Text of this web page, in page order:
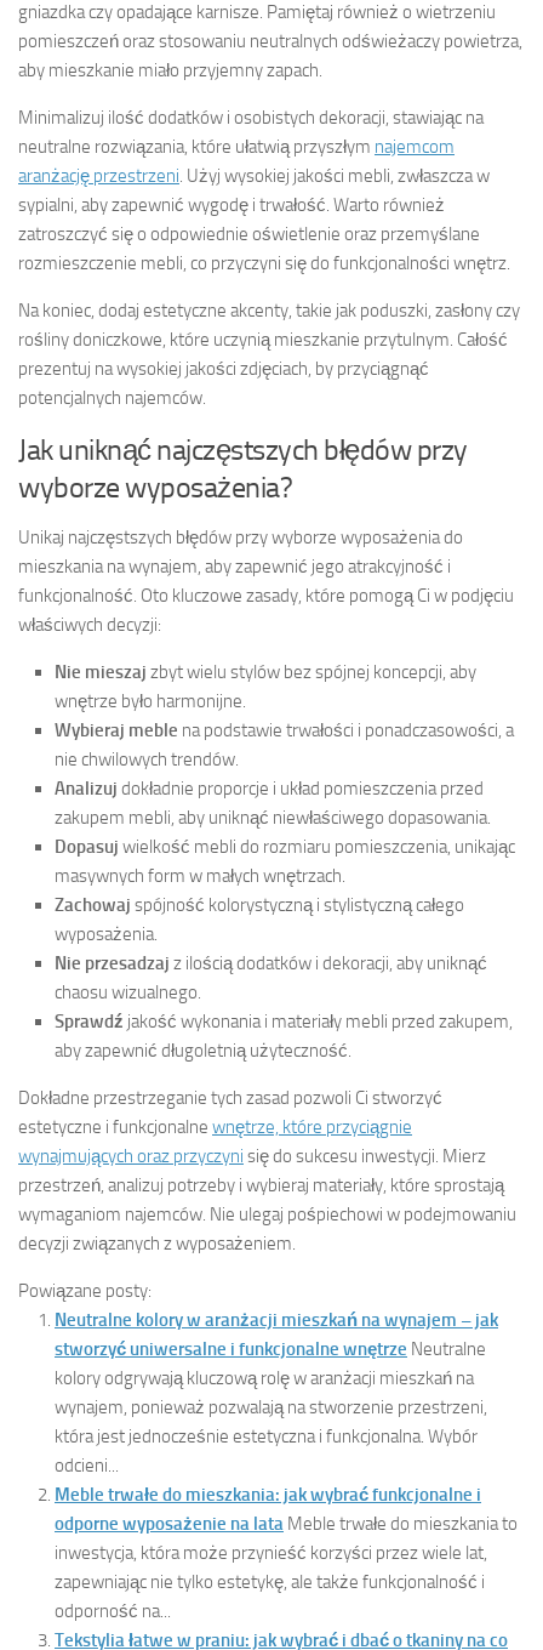
gniazdka czy opadające karnisze. Pamiętaj również o wietrzeniu
pomieszczeń oraz stosowaniu neutralnych odświeżaczy powietrza,
aby mieszkanie miało przyjemny zapach.
Minimalizuj ilość dodatków i osobistych dekoracji, stawiając na
neutralne rozwiązania, które ułatwią przyszłym najemcom
aranżację przestrzeni. Użyj wysokiej jakości mebli, zwłaszcza w
sypialni, aby zapewnić wygodę i trwałość. Warto również
zatroszczyć się o odpowiednie oświetlenie oraz przemyślane
rozmieszczenie mebli, co przyczyni się do funkcjonalności wnętrz.
Na koniec, dodaj estetyczne akcenty, takie jak poduszki, zasłony czy
rośliny doniczkowe, które uczynią mieszkanie przytulnym. Całość
prezentuj na wysokiej jakości zdjęciach, by przyciągnąć
potencjalnych najemców.
Jak uniknąć najczęstszych błędów przy
wyborze wyposażenia?
Unikaj najczęstszych błędów przy wyborze wyposażenia do
mieszkania na wynajem, aby zapewnić jego atrakcyjność i
funkcjonalność. Oto kluczowe zasady, które pomogą Ci w podjęciu
właściwych decyzji:
Nie mieszaj zbyt wielu stylów bez spójnej koncepcji, aby
wnętrze było harmonijne.
Wybieraj meble na podstawie trwałości i ponadczasowości, a
nie chwilowych trendów.
Analizuj dokładnie proporcje i układ pomieszczenia przed
zakupem mebli, aby uniknąć niewłaściwego dopasowania.
Dopasuj wielkość mebli do rozmiaru pomieszczenia, unikając
masywnych form w małych wnętrzach.
Zachowaj spójność kolorystyczną i stylistyczną całego
wyposażenia.
Nie przesadzaj z ilością dodatków i dekoracji, aby uniknąć
chaosu wizualnego.
Sprawdź jakość wykonania i materiały mebli przed zakupem,
aby zapewnić długoletnią użyteczność.
Dokładne przestrzeganie tych zasad pozwoli Ci stworzyć
estetyczne i funkcjonalne wnętrze, które przyciągnie
wynajmujących oraz przyczyni się do sukcesu inwestycji. Mierz
przestrzeń, analizuj potrzeby i wybieraj materiały, które sprostają
wymaganiom najemców. Nie ulegaj pośpiechowi w podejmowaniu
decyzji związanych z wyposażeniem.
Powiązane posty:
Neutralne kolory w aranżacji mieszkań na wynajem – jak
stworzyć uniwersalne i funkcjonalne wnętrze Neutralne
kolory odgrywają kluczową rolę w aranżacji mieszkań na
wynajem, ponieważ pozwalają na stworzenie przestrzeni,
która jest jednocześnie estetyczna i funkcjonalna. Wybór
odcieni...
Meble trwałe do mieszkania: jak wybrać funkcjonalne i
odporne wyposażenie na lata Meble trwałe do mieszkania to
inwestycja, która może przynieść korzyści przez wiele lat,
zapewniając nie tylko estetykę, ale także funkcjonalność i
odporność na...
Tekstylia łatwe w praniu: jak wybrać i dbać o tkaniny na co